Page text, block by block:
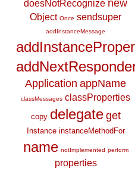
doesNotRecognize new
Object Once sendsuper
addInstanceMessage
addNextResponder
Application appName
classMessages classProperties
copy delegate get
Instance instanceMethodFor
name notImplemented perform
properties